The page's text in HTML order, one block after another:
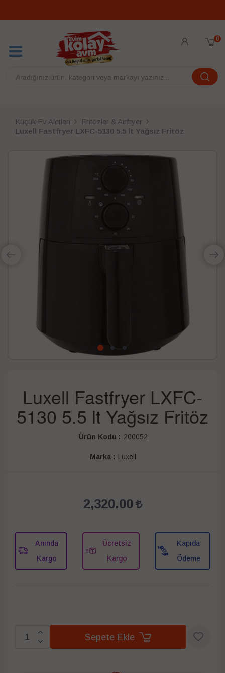
0
Küçük Ev Aletleri
Fritözler & Airfryer
Luxell Fastfryer LXFC-5130 5.5 lt Yağsız Fritöz
Luxell Fastfryer LXFC-
5130 5.5 lt Yağsız Fritöz
Ürün Kodu : 200052
Marka : Luxell
2,320.00
Anında
Kargo
Ücretsiz
Kargo
Kapıda
Ödeme
Sepete Ekle